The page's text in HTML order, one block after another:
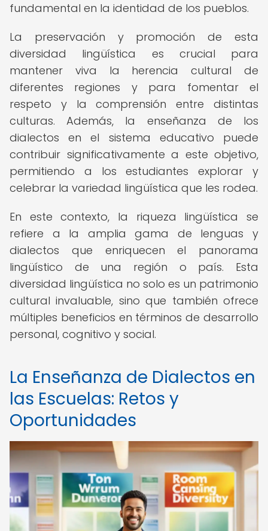
fundamental en la identidad de los pueblos.
La preservación y promoción de esta
diversidad lingüística es crucial para
mantener viva la herencia cultural de
diferentes regiones y para fomentar el
respeto y la comprensión entre distintas
culturas. Además, la enseñanza de los
dialectos en el sistema educativo puede
contribuir significativamente a este objetivo,
permitiendo a los estudiantes explorar y
celebrar la variedad lingüística que les rodea.
En este contexto, la riqueza lingüística se
refiere a la amplia gama de lenguas y
dialectos que enriquecen el panorama
lingüístico de una región o país. Esta
diversidad lingüística no solo es un patrimonio
cultural invaluable, sino que también ofrece
múltiples beneficios en términos de desarrollo
personal, cognitivo y social.
La Enseñanza de Dialectos en
las Escuelas: Retos y
Oportunidades